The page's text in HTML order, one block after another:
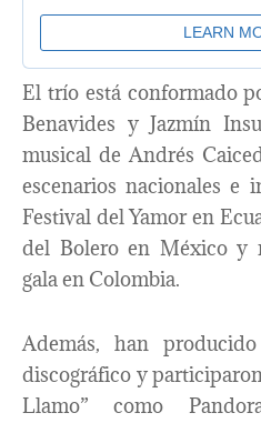
El trío está conformado
Benavides y Jazmín
musical de Andrés
escenarios nacionales e
Festival del Yamor en
del Bolero en México y
gala en Colombia.
Además, han
discográfico y
Llamo” como